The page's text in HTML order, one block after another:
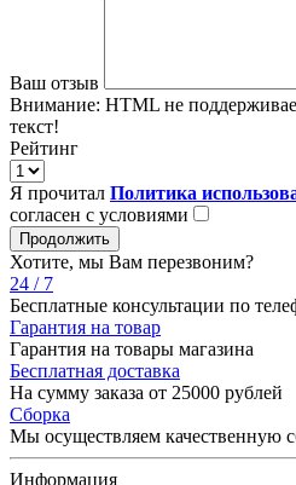
Ваш отзыв
Внимание: HTML не
текст!
Рейтинг
Я прочитал Политика
согласен с условиями
Продолжить
Хотите, мы Вам перезвоним?
24 / 7
Бесплатные консультации по
Гарантия на товар
Гарантия на товары магазина
Бесплатная доставка
На сумму заказа от 25000 рублей
Сборка
Мы осуществляем качественную
Информация